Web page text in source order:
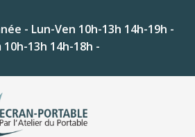
- Lun-Ven 10h-13h 14h-19h -
10h-13h 14h-18h -